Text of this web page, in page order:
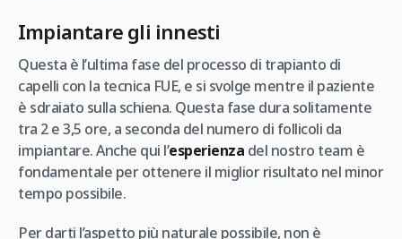
Impiantare gli innesti
Questa è l’ultima fase del processo di trapianto di
capelli con la tecnica FUE, e si svolge mentre il paziente
è sdraiato sulla schiena. Questa fase dura solitamente
tra 2 e 3,5 ore, a seconda del numero di follicoli da
impiantare. Anche qui l’esperienza del nostro team è
fondamentale per ottenere il miglior risultato nel minor
tempo possibile.
Per darti l’aspetto più naturale possibile, non è